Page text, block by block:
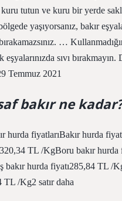
kuru tutun ve kuru bir yerde
yaşıyorsanız, bakır
…
eşyalarınızda sıvı bırakmayın.
Temmuz 2021
bakır ne
hurda fiyatlarıBakır hurda
TL /KgBoru bakır hurda
bakır hurda fiyatı285,84 TL /
TL /Kg2 satır daha